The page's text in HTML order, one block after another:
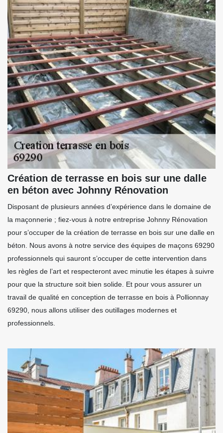
Création de terrasse en bois sur une dalle
en béton avec Johnny Rénovation
Disposant de plusieurs années d’expérience dans le domaine de
la maçonnerie ; fiez-vous à notre entreprise Johnny Rénovation
pour s’occuper de la création de terrasse en bois sur une dalle en
béton. Nous avons à notre service des équipes de maçons 69290
professionnels qui sauront s’occuper de cette intervention dans
les règles de l’art et respecteront avec minutie les étapes à suivre
pour que la structure soit bien solide. Et pour vous assurer un
travail de qualité en conception de terrasse en bois à Pollionnay
69290, nous allons utiliser des outillages modernes et
professionnels.